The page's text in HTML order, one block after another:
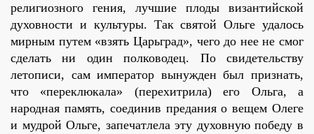
религиозного гения, лучшие плоды византийской
духовности и культуры. Так святой Ольге удалось
мирным путем «взять Царьград», чего до нее не смог
сделать ни один полководец. По свидетельству
летописи, сам император вынужден был признать,
что «переклюкала» (перехитрила) его Ольга, а
народная память, соединив предания о вещем Олеге
и мудрой Ольге, запечатлела эту духовную победу в